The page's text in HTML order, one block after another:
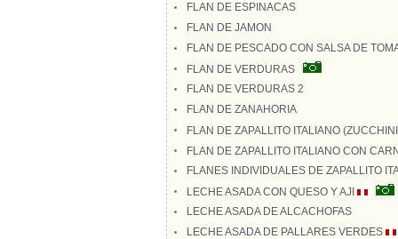
FLAN DE ESPINACAS
FLAN DE JAMON
FLAN DE PESCADO CON SALSA DE
FLAN DE VERDURAS
FLAN DE VERDURAS 2
FLAN DE ZANAHORIA
FLAN DE ZAPALLITO ITALIANO
FLAN DE ZAPALLITO ITALIANO CON
FLANES INDIVIDUALES DE ZAPALLITO
LECHE ASADA CON QUESO Y AJI
LECHE ASADA DE ALCACHOFAS
LECHE ASADA DE PALLARES VERDES